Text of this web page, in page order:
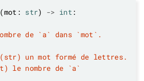
(mot: str) -> int